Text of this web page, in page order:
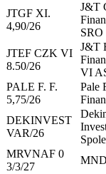
JTGF XI.
4,90/26
J&T
SRO
JTEF CZK VI
8.50/26
J&T
VI
PALE F. F.
5,75/26
Pale
DEKINVEST
VAR/26
MRVNAF 0
3/3/27